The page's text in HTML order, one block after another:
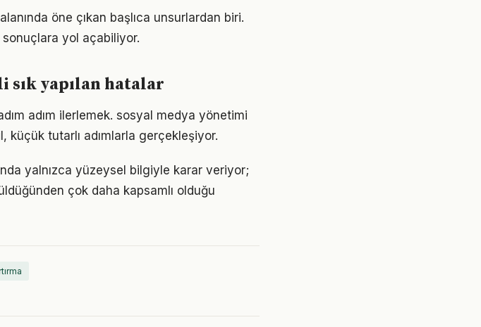
öne çıkan başlıca unsurlardan biri.
yol açabiliyor.
yapılan hatalar
adım ilerlemek. sosyal medya yönetimi
küçük tutarlı adımlarla gerçekleşiyor.
yalnızca yüzeysel bilgiyle karar veriyor;
çok daha kapsamlı olduğu